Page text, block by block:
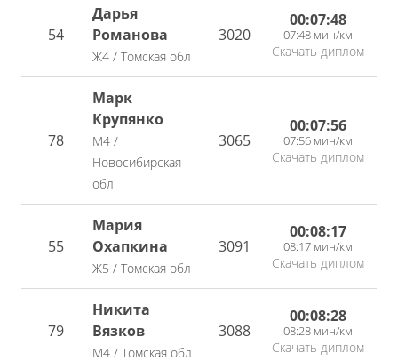
54
Дарья
Романова
Ж4 / Томская обл
3020
00:07:48
07:48 мин/км
Скачать диплом
78
Марк
Крупянко
М4 /
Новосибирская
обл
3065
00:07:56
07:56 мин/км
Скачать диплом
55
Мария
Охапкина
Ж5 / Томская обл
3091
00:08:17
08:17 мин/км
Скачать диплом
79
Никита
Вязков
М4 / Томская обл
3088
00:08:28
08:28 мин/км
Скачать диплом